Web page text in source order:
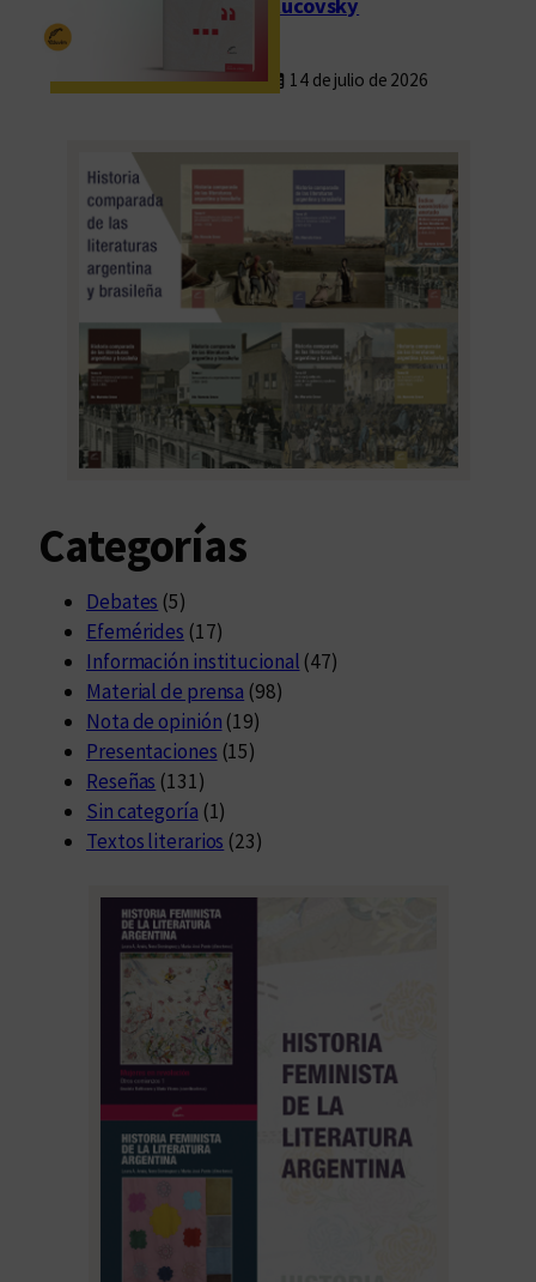
Rucovsky
14 de julio de 2026
Categorías
Debates (5)
Efemérides (17)
Información institucional (47)
Material de prensa (98)
Nota de opinión (19)
Presentaciones (15)
Reseñas (131)
Sin categoría (1)
Textos literarios (23)